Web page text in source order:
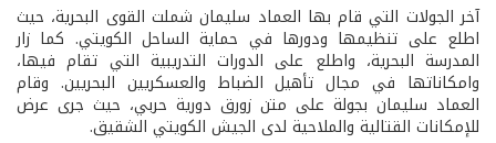
آخر الجولات التي قام بها العماد سليمان شملت القوى البحرية، حيث
اطلع على تنظيمها ودورها في حماية الساحل الكويتي. كما زار
المدرسة البحرية، واطلع على الدورات التدريبية التي تقام فيها،
وامكاناتها في مجال تأهيل الضباط والعسكريين البحريين. وقام
العماد سليمان بجولة على متن زورق دورية حربي، حيث جرى عرض
للإمكانات القتالية والملاحية لدى الجيش الكويتي الشقيق.